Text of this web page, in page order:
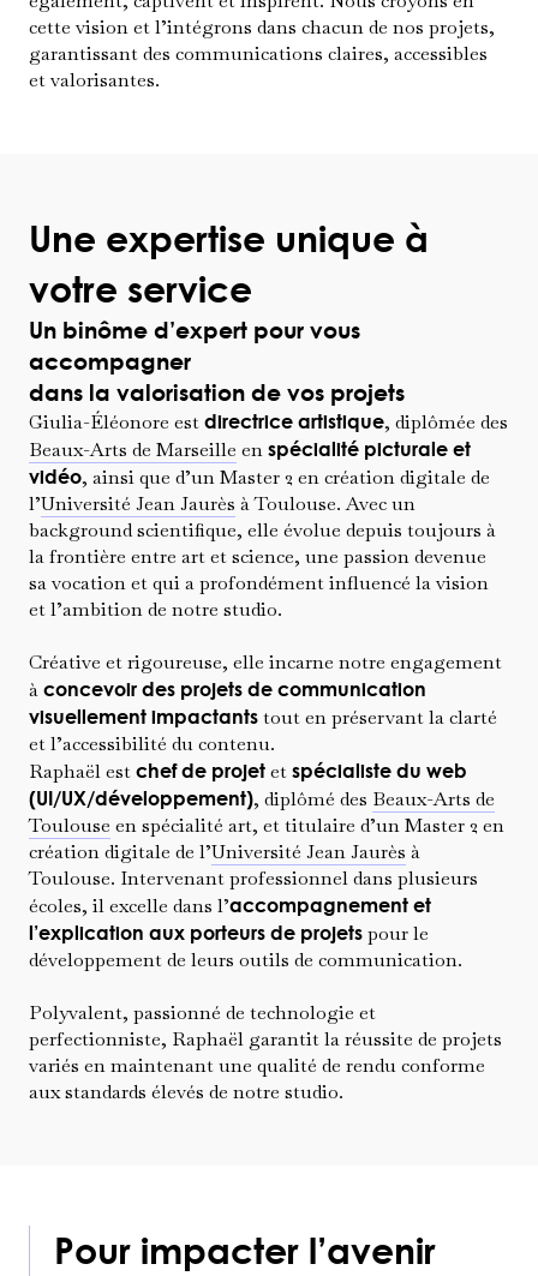
cette vision et l’intégrons dans chacun de nos projets,
garantissant des communications claires, accessibles
et valorisantes.
Une expertise unique à
votre service
Un binôme d’expert pour vous
accompagner
dans la valorisation de vos projets
Giulia-Éléonore estdirectrice artistique, diplômée des
Beaux-Arts de Marseille enspécialité picturale et
vidéo, ainsi que d’un Master 2 en création digitale de
l’Université Jean Jaurès à Toulouse. Avec un
background scientifique, elle évolue depuis toujours à
la frontière entre art et science, une passion devenue
sa vocation et qui a profondément influencé la vision
et l’ambition de notre studio.
Créative et rigoureuse, elle incarne notre engagement
àconcevoir des projets de communication
visuellement impactants tout en préservant la clarté
et l’accessibilité du contenu.
Raphaël estchef de projet etspécialiste du web
(UI/UX/développement), diplômé des Beaux-Arts de
Toulouse en spécialité art, et titulaire d’un Master 2 en
création digitale de l’Université Jean Jaurès à
Toulouse. Intervenant professionnel dans plusieurs
écoles, il excelle dans l’accompagnement et
l’explication aux porteurs de projets pour le
développement de leurs outils de communication.
Polyvalent, passionné de technologie et
perfectionniste, Raphaël garantit la réussite de projets
variés en maintenant une qualité de rendu conforme
aux standards élevés de notre studio.
Pour impacter l’avenir